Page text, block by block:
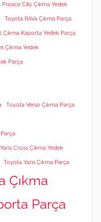
City Çıkma Yedek
Toyota RAV4 Çıkma Parça
Çıkma Kaporta Yedek Parça
Çıkma Yedek
Parça
Toyota Verso Çıkma Parça
Cross Çıkma Yedek
Toyota Yaris Çıkma Parça
Çıkma
Parça